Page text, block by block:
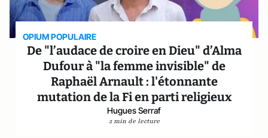
OPIUM POPULAIRE
De "l’audace de croire en Dieu" d’Alma
Dufour à "la femme invisible" de
Raphaël Arnault : l'étonnante
mutation de la Fi en parti religieux
Hugues Serraf
2 min de lecture